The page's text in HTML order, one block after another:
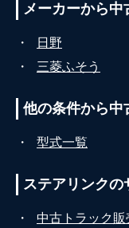
メーカーから中
・ 日野
・
三菱ふそう
他の条件から中
・ 型式一覧
ステアリンクの
・ 中古トラック販